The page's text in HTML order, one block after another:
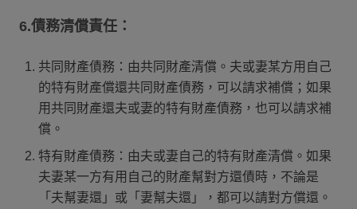
6.債務清償責任：
共同財產債務：由共同財產清償。夫或妻某方用自己
的特有財產償還共同財產債務，可以請求補償；如果
用共同財產還夫或妻的特有財產債務，也可以請求補
償。
特有財產債務：由夫或妻自己的特有財產清償。如果
夫妻某一方有用自己的財產幫對方還債時，不論是
「夫幫妻還」或「妻幫夫還」，都可以請對方償還。